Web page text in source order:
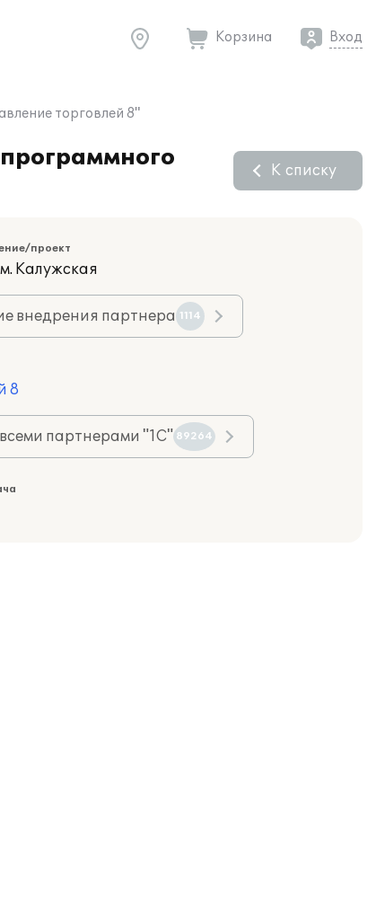
Корзина Вход
торговлей 8"
К списку
проект
Калужская
внедрения партнера 1114
8
партнерами "1С" 89264